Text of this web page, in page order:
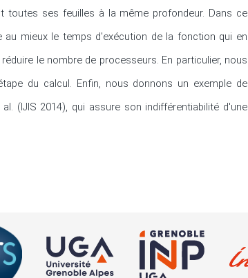
toutes ses feuilles à la même profondeur. Dans ce
mieux le temps d'exécution de la fonction qui en
le nombre de processeurs. En particulier, nous
du calcul. Enfin, nous donnons un exemple de
(IJIS 2014), qui assure son indifférentiabilité d'une